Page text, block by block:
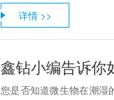
详情 >>
鑫钻小编告诉你
您是否知道微生物在潮湿